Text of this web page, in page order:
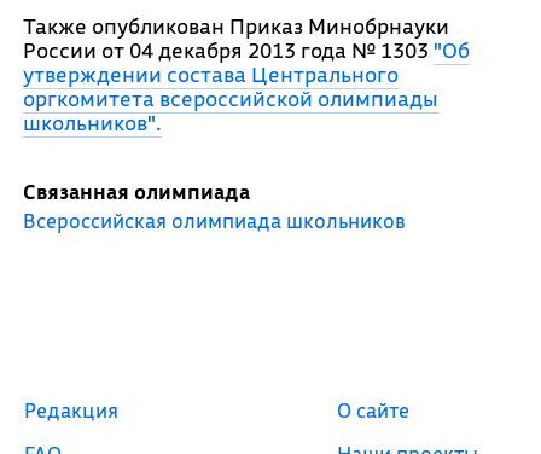
Также опубликован Приказ Минобрнауки
России от 04 декабря 2013 года № 1303 "Об
утверждении состава Центрального
оргкомитета всероссийской олимпиады
школьников".
Связанная олимпиада
Всероссийская олимпиада школьников
Редакция
О сайте